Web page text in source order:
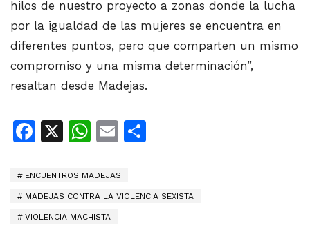
hilos de nuestro proyecto a zonas donde la lucha
por la igualdad de las mujeres se encuentra en
diferentes puntos, pero que comparten un mismo
compromiso y una misma determinación”,
resaltan desde Madejas.
Facebook
X WhatsApp
Email
ENCUENTROS MADEJAS
MADEJAS CONTRA LA VIOLENCIA SEXISTA
VIOLENCIA MACHISTA